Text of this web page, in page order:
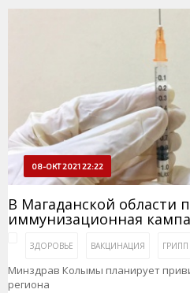
08-ОКТ 2021 22:22
В Магаданской области
иммунизационная
ЗДОРОВЬЕ ВАКЦИНАЦИЯ
Минздрав Колымы планирует
региона